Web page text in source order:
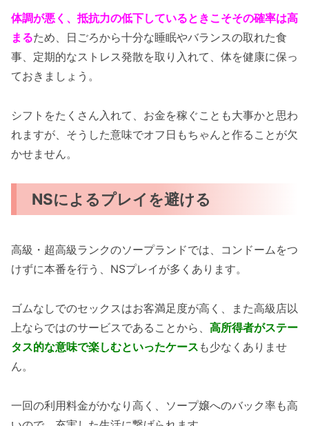
体調が悪く、抵抗力の低下しているときこそその確率は高
まるため、日ごろから十分な睡眠やバランスの取れた食
事、定期的なストレス発散を取り入れて、体を健康に保っ
ておきましょう。
シフトをたくさん入れて、お金を稼ぐことも大事かと思わ
れますが、そうした意味でオフ日もちゃんと作ることが欠
かせません。
NSによるプレイを避ける
高級・超高級ランクのソープランドでは、コンドームをつ
けずに本番を行う、NSプレイが多くあります。
ゴムなしでのセックスはお客満足度が高く、また高級店以
上ならではのサービスであることから、 高所得者がステー
タス的な意味で楽しむといったケース も少なくありませ
ん。
一回の利用料金がかなり高く、ソープ嬢へのバック率も高